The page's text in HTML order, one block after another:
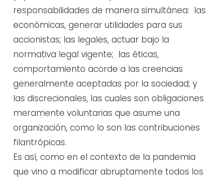
responsabilidades de manera simultánea: las
económicas, generar utilidades para sus
accionistas; las legales, actuar bajo la
normativa legal vigente; las éticas,
comportamiento acorde a las creencias
generalmente aceptadas por la sociedad; y
las discrecionales, las cuales son obligaciones
meramente voluntarias que asume una
organización, como lo son las contribuciones
filantrópicas.
Es así, como en el contexto de la pandemia
que vino a modificar abruptamente todos los